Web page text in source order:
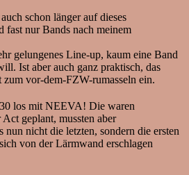
schon länger auf dieses
fast nur Bands nach meinem
gelungenes Line-up, kaum eine Band
Ist aber auch ganz praktisch, das
vor-dem-FZW-rumasseln ein.
los mit NEEVA! Die waren
geplant, mussten aber
nun nicht die letzten, sondern die ersten
von der Lärmwand erschlagen